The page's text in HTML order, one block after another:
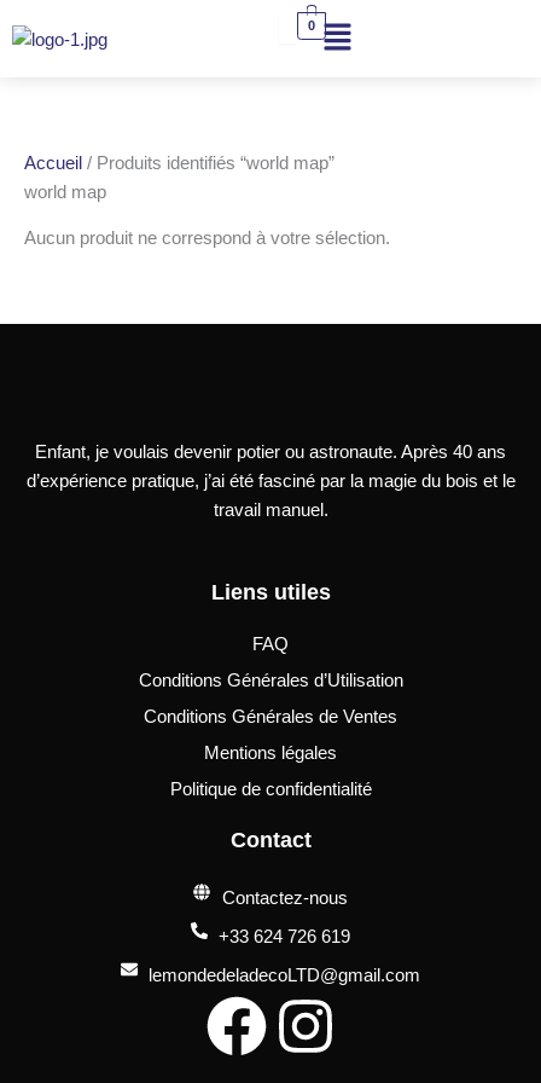
au
0
Accueil / Produits identifiés “world map”
world map
Aucun produit ne correspond à votre sélection.
Enfant, je voulais devenir potier ou astronaute. Après 40 ans
d’expérience pratique, j’ai été fasciné par la magie du bois et le
travail manuel.
Liens utiles
FAQ
Conditions Générales d’Utilisation
Conditions Générales de Ventes
Mentions légales
Politique de confidentialité
Contact
Contactez-nous
+33 624 726 619
lemondedeladecoLTD@gmail.com
F I